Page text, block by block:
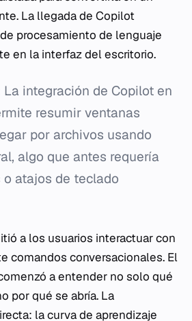
La llegada de Copilot
procesamiento de lenguaje
en la interfaz del escritorio.
La integración de Copilot en
resumir ventanas
por archivos usando
algo que antes requería
atajos de teclado
a los usuarios interactuar con
comandos conversacionales. El
a entender no solo qué
por qué se abría. La
la curva de aprendizaje